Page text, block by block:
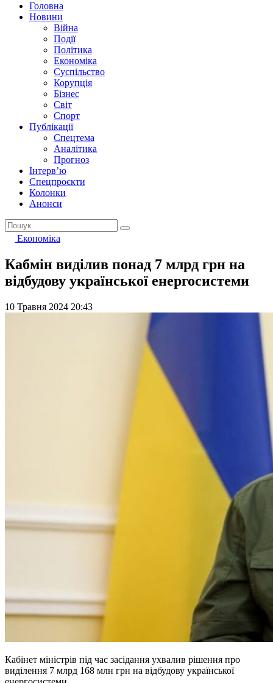
Головна
Новини
Війна
Події
Політика
Економіка
Суспільство
Корупція
Бізнес
Світ
Спорт
Публікації
Спецтема
Аналітика
Прогноз
Інтерв’ю
Спецпроєкти
Колонки
Анонси
Економіка
Кабмін виділив понад 7 млрд грн на
відбудову української енергосистеми
10 Травня 2024 20:43
Кабінет міністрів під час засідання ухвалив рішення про
виділення 7 млрд 168 млн грн на відбудову української